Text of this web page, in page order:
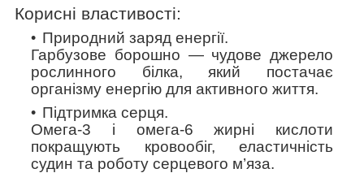
Корисні властивості:
Природний заряд енергії.
Гарбузове борошно — чудове джерело
рослинного білка, який постачає
організму енергію для активного життя.
Підтримка серця.
Омега-3 і омега-6 жирні кислоти
покращують кровообіг, еластичність
судин та роботу серцевого м’яза.